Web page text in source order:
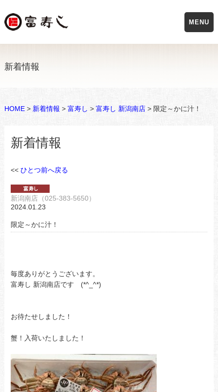
新着情報
HOME> 新着情報 > 富寿し > 富寿し 新潟南店> 限定～かに汁！
新着情報
<< ひとつ前へ戻る
新潟南店（025-383-5650）
2024.01.23
限定～かに汁！
毎度ありがとうございます。
富寿し 新潟南店です (*^_^*)
お待たせしました！
蟹！入荷いたしました！
MENU